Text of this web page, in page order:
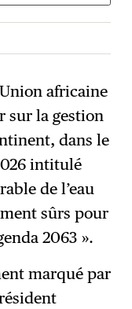
africaine
sur la gestion
dans le
intitulé
de l’eau
sûrs pour
2063 ».
marqué par